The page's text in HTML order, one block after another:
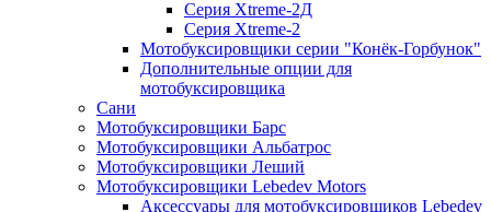
Серия Xtreme-2Д
Серия Xtreme-2
Мотобуксировщики серии "Конёк-Горбунок"
Дополнительные опции для
мотобуксировщика
Сани
Мотобуксировщики Барс
Мотобуксировщики Альбатрос
Мотобуксировщики Леший
Мотобуксировщики Lebedev Motors
Аксессуары для мотобуксировщиков Lebedev